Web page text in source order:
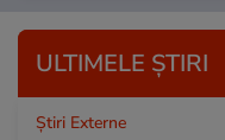
ULTIMELE ȘTIRI
Știri Externe